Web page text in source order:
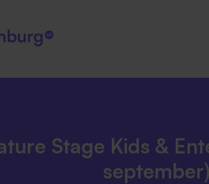
Stage Kids &
september)